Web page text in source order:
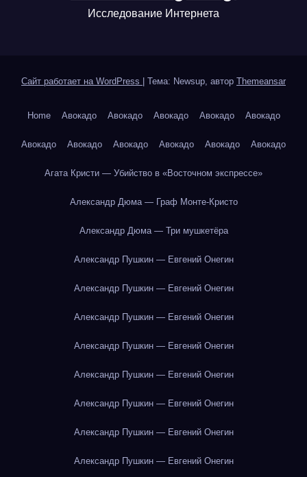
Исследование Интернета
Сайт работает на WordPress Тема: Newsup, автор Themeansar
Home Авокадо Авокадо Авокадо Авокадо Авокадо
Авокадо Авокадо Авокадо Авокадо Авокадо Авокадо
Агата Кристи — Убийство в «Восточном экспрессе»
Александр Дюма — Граф Монте-Кристо
Александр Дюма — Три мушкетёра
Александр Пушкин — Евгений Онегин
Александр Пушкин — Евгений Онегин
Александр Пушкин — Евгений Онегин
Александр Пушкин — Евгений Онегин
Александр Пушкин — Евгений Онегин
Александр Пушкин — Евгений Онегин
Александр Пушкин — Евгений Онегин
Александр Пушкин — Евгений Онегин